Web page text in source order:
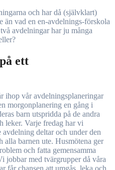
och har då (självklart)
än vad en en-avdelnings-förskola
avdelningar har ju många
ett
ihop vår avdelningsplaneringar
morgonplanering en gång i
barn utspridda på de andra
leker. Varje fredag har vi
deltar och under den
alla barnen ute. Husmötena ger
och fatta gemensamma
jobbar med tvärgrupper då våra
får chansen att umgås, leka och